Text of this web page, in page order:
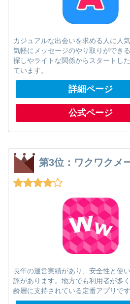
カジュアルな出会いを求める人に人気
気軽にメッセージのやり取りができ
探しやライトな関係からスタートし
ています。
詳細ページ
公式ページ
第3位：ワクワクメ
長年の運営実績があり、安全性と使
評があります。地方でも利用者が多
齢層に支持されている定番アプリです